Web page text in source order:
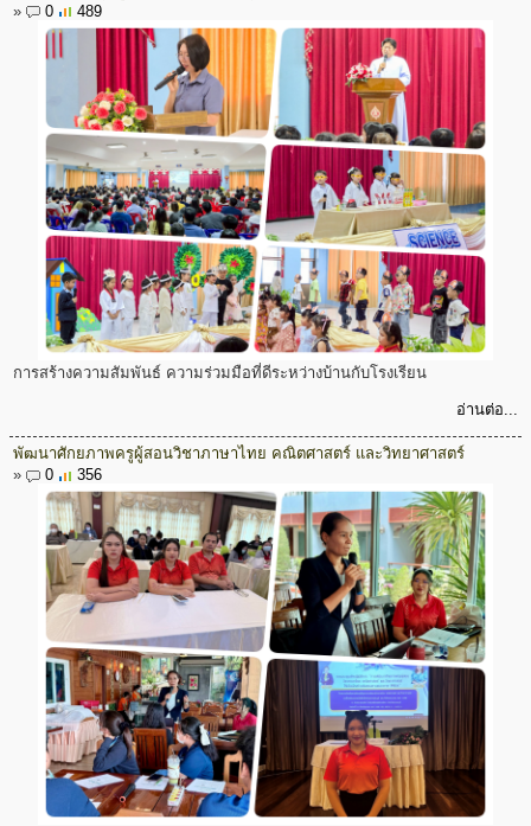
»
0 489
การสร้างความสัมพันธ์ ความร่วมมือที่ดีระหว่างบ้านกับโรงเรียน
อ่านต่อ...
พัฒนาศักยภาพครูผู้สอนวิชาภาษาไทย คณิตศาสตร์ และวิทยาศาสตร์
»
0 356